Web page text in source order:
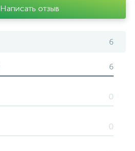
Написать отзыв
6
6
0
0